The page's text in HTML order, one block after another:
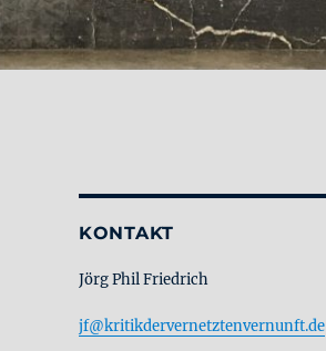
KONTAKT
Jörg Phil Friedrich
jf@kritikdervernetztenvernunft.de